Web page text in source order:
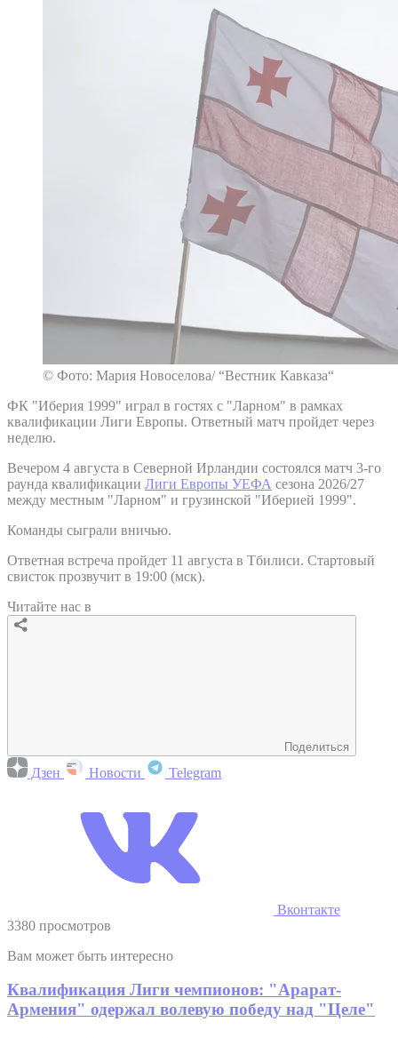
© Фото: Мария Новоселова/ “Вестник Кавказа“
ФК "Иберия 1999" играл в гостях с "Ларном" в рамках
квалификации Лиги Европы. Ответный матч пройдет через
неделю.
Вечером 4 августа в Северной Ирландии состоялся матч 3-го
раунда квалификации Лиги Европы УЕФА сезона 2026/27
между местным "Ларном" и грузинской "Иберией 1999".
Команды сыграли вничью.
Ответная встреча пройдет 11 августа в Тбилиси. Стартовый
свисток прозвучит в 19:00 (мск).
Читайте нас в
Поделиться
Дзен Новости Telegram
Вконтакте
3380 просмотров
Вам может быть интересно
Квалификация Лиги чемпионов: "Арарат-
Армения" одержал волевую победу над "Целе"